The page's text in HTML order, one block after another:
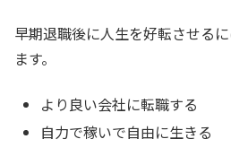
早期退職後に人生を好転させる
ます。
より良い会社に転職する
自力で稼いで自由に生きる